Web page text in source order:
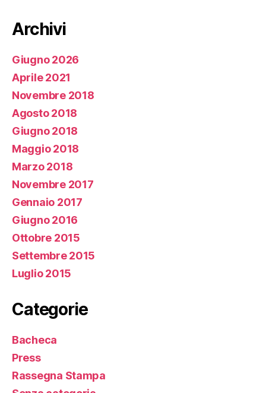
Archivi
Giugno 2026
Aprile 2021
Novembre 2018
Agosto 2018
Giugno 2018
Maggio 2018
Marzo 2018
Novembre 2017
Gennaio 2017
Giugno 2016
Ottobre 2015
Settembre 2015
Luglio 2015
Categorie
Bacheca
Press
Rassegna Stampa